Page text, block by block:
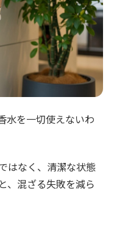
水を一切使えないわ
はなく、清潔な状態
、混ざる失敗を減ら